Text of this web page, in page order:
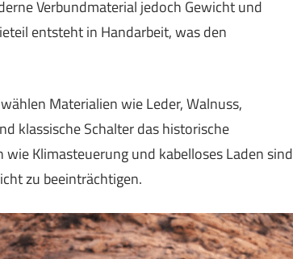
Verbundmaterial jedoch Gewicht und
entsteht in Handarbeit, was den
Materialien wie Leder, Walnuss,
klassische Schalter das historische
Klimasteuerung und kabelloses Laden sind
zu beeinträchtigen.